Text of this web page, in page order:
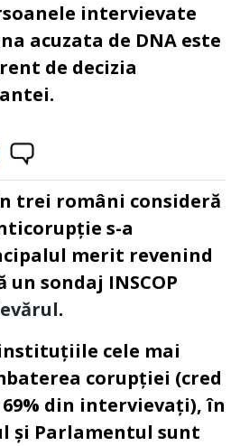
intervievate
acuzata de DNA este
de decizia
trei români consideră
s-a
merit revenind
un sondaj INSCOP
.
instituțiile cele mai
corupției (cred
69% din intervievați), în
și Parlamentul sunt